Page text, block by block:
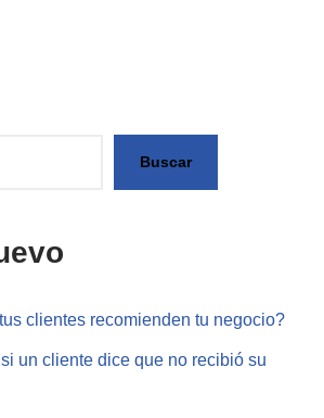
Buscar
clientes recomienden tu negocio?
un cliente dice que no recibió su